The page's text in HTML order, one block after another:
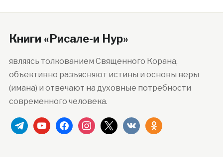
Книги «Рисале-и Нур»
являясь толкованием Священного Корана,
объективно разъясняют истины и основы веры
(имана) и отвечают на духовные потребности
современного человека.
telegramyoutubefacebookinstagram
x vkontakteodnoklassniki